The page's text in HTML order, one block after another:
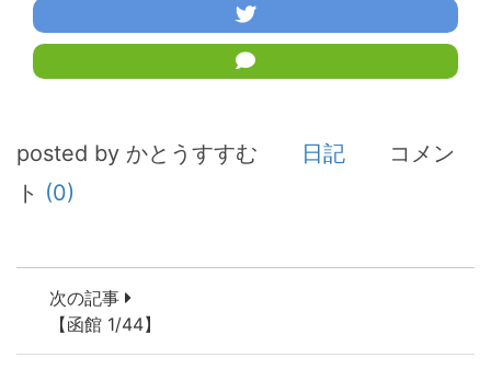
posted by かとうすすむ 日記
コメン
ト (0)
次の記事
【函館 1/44】